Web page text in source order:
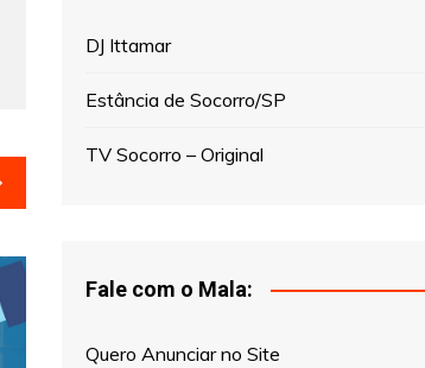
Veja Também
DJ Ittamar
Estância de Socorro/SP
Fale com o Mala: